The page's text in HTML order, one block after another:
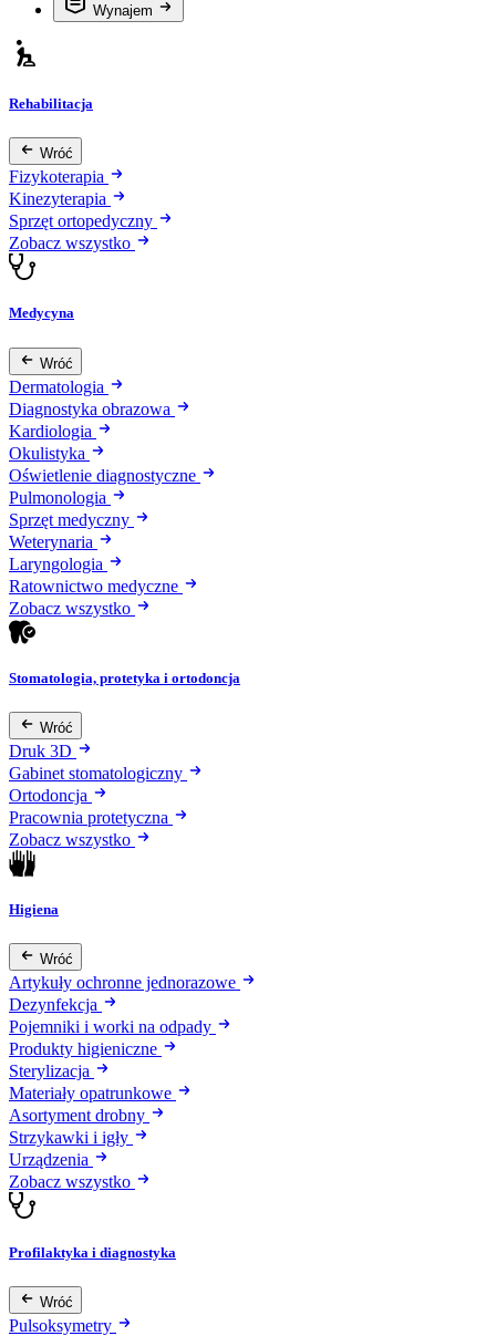
Wynajem
Rehabilitacja
Wróć
Fizykoterapia
Kinezyterapia
Sprzęt ortopedyczny
Zobacz wszystko
Medycyna
Wróć
Dermatologia
Diagnostyka obrazowa
Kardiologia
Okulistyka
Oświetlenie diagnostyczne
Pulmonologia
Sprzęt medyczny
Weterynaria
Laryngologia
Ratownictwo medyczne
Zobacz wszystko
Stomatologia, protetyka i ortodoncja
Wróć
Druk 3D
Gabinet stomatologiczny
Ortodoncja
Pracownia protetyczna
Zobacz wszystko
Higiena
Wróć
Artykuły ochronne jednorazowe
Dezynfekcja
Pojemniki i worki na odpady
Produkty higieniczne
Sterylizacja
Materiały opatrunkowe
Asortyment drobny
Strzykawki i igły
Urządzenia
Zobacz wszystko
Profilaktyka i diagnostyka
Wróć
Pulsoksymetry